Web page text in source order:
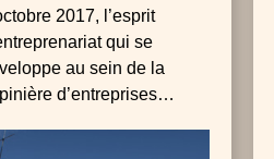
2017, l’esprit
qui se
au sein de la
d’entreprises
à quelques